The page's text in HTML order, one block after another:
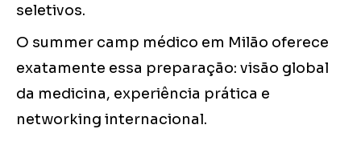
seletivos.
O summer camp médico em Milão oferece
exatamente essa preparação: visão global
da medicina, experiência prática e
networking internacional.